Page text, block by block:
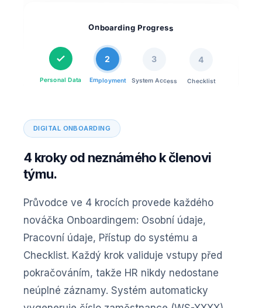
DIGITAL ONBOARDING
4 kroky od neznámého k členovi
týmu.
Průvodce ve 4 krocích provede každého
nováčka Onboardingem: Osobní údaje,
Pracovní údaje, Přístup do systému a
Checklist. Každý krok validuje vstupy před
pokračováním, takže HR nikdy nedostane
neúplné záznamy. Systém automaticky
Onboarding Progress
Personal Data
2
Employment
3
System Access
4
Checklist